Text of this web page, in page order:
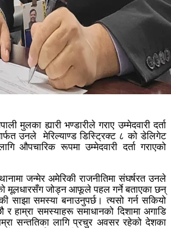
मुलका ह्यारी भण्डारीले गराए उम्मेदवारी दर्ता
उनले मेरिल्याण्ड डिस्ट्रिक्ट ८ को डेलिगेट
औपचारिक रूपमा उम्मेदवारी दर्ता गराएको
जन्मेर अमेरिकी राजनीतिमा संघर्षरत उनले
मूलधारसँग जोड्न आफूले पहल गर्ने बताएका छन्
साझा समस्या बनाउनुपर्छ। त्यसो गर्न सकियो
र हाम्रा समस्याहरू समाधानको दिशामा अगाडि
सन्ततिका लागि प्रचुर अवसर रहेको देशका